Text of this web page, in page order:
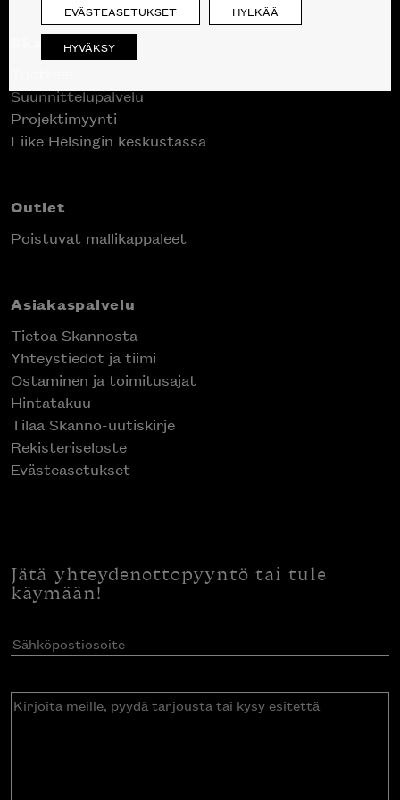
Skanno
Suunnittelupalvelu
Projektimyynti
Liike Helsingin keskustassa
Outlet
Poistuvat mallikappaleet
Asiakaspalvelu
Tietoa Skannosta
Yhteystiedot ja tiimi
Ostaminen ja toimitusajat
Hintatakuu
Tilaa Skanno-uutiskirje
Rekisteriseloste
Evästeasetukset
Jätä yhteydenottopyyntö tai tule
käymään!
Sähköpostiosoite(Pakollinen)
Kirjoita
EVÄSTEASETUKSET HYLKÄÄ
HYVÄKSY